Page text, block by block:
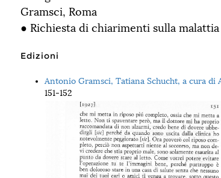
Gramsci, Roma
● Richiesta di chiarimenti sulla
Edizioni
Antonio Gramsci, Tatiana Schucht, a cura di
151-152